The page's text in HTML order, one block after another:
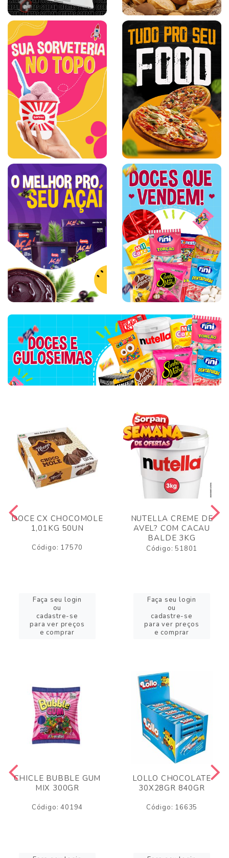
DOCE CX CHOCOMOLE
1,01KG 50UN
Código: 17570
Faça seu login
ou
cadastre-se
para ver preços
e comprar
NUTELLA CREME DE
AVEL? COM CACAU
BALDE 3KG
Código: 51801
Faça seu login
ou
cadastre-se
para ver preços
e comprar
CHICLE BUBBLE GUM
MIX 300GR
Código: 40194
LOLLO CHOCOLATE
30X28GR 840GR
Código: 16635